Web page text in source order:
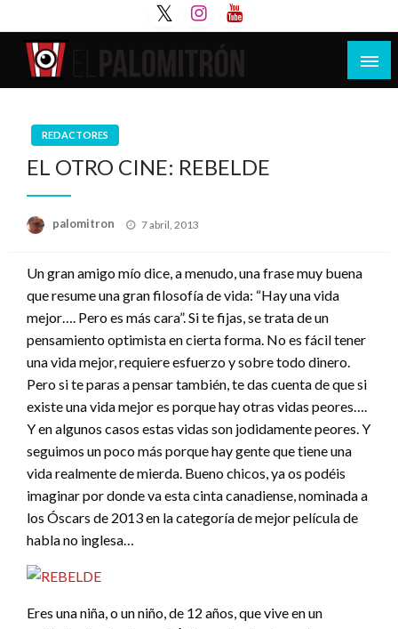
al
contenido
Tu espacio de la industria de cine española y
REDACTORES
EL OTRO CINE: REBELDE
palomitron
Publicado
7 abril, 2013
Un gran amigo mío dice, a menudo, una frase muy buena
que resume una gran filosofía de vida: “Hay una vida
mejor…. Pero es más cara”. Si te fijas, se trata de un
pensamiento optimista en cierta forma. No es fácil tener
una vida mejor, requiere esfuerzo y sobre todo dinero.
Pero si te paras a pensar también, te das cuenta de que si
existe una vida mejor es porque hay otras vidas peores….
Y en algunos casos estas vidas son jodidamente peores. Y
seguimos un poco más porque hay gente que tiene una
vida realmente de mierda. Bueno chicos, ya os podéis
imaginar por donde va esta cinta canadiense, nominada a
los Óscars de 2013 en la categoría de mejor película de
habla no inglesa…
Eres una niña, o un niño, de 12 años, que vive en un